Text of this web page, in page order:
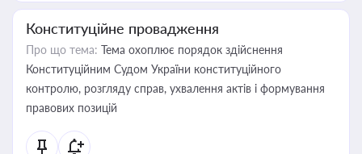
Конституційне провадження
Про що тема: Тема охоплює порядок здійснення
Конституційним Судом України конституційного
контролю, розгляду справ, ухвалення актів і формування
правових позицій